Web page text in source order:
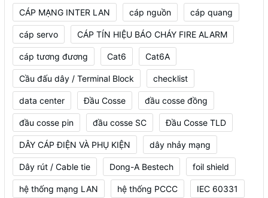
CÁP MẠNG INTER LAN cáp nguồn cáp quang
cáp servo CÁP TÍN HIỆU BÁO CHÁY FIRE ALARM
cáp tương đương Cat6 Cat6A
Cầu đấu dây / Terminal Block checklist
data center Đầu Cosse đầu cosse đồng
đầu cosse pin đầu cosse SC Đầu Cosse TLD
DÂY CÁP ĐIỆN VÀ PHỤ KIỆN dây nhảy mạng
Dây rút / Cable tie Dong-A Bestech foil shield
hệ thống mạng LAN hệ thống PCCC IEC 60331